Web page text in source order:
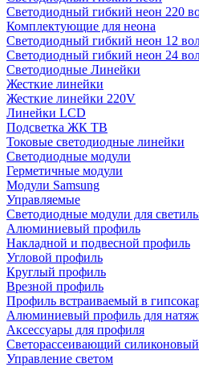
Светодиодный гибкий неон 220
Комплектующие для неона
Светодиодный гибкий неон 12
Светодиодный гибкий неон 24
Светодиодные Линейки
Жесткие линейки
Жесткие линейки 220V
Линейки LCD
Подсветка ЖК ТВ
Токовые светодиодные линейки
Светодиодные модули
Герметичные модули
Модули Samsung
Управляемые
Светодиодные модули для
Алюминиевый профиль
Накладной и подвесной профиль
Угловой профиль
Круглый профиль
Врезной профиль
Профиль встраиваемый в
Алюминиевый профиль для
Аксессуары для профиля
Светорассеивающий
Управление светом